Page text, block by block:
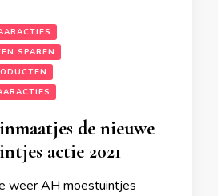
SPAREN
de nieuwe
actie 2021
weer AH moestuintjes